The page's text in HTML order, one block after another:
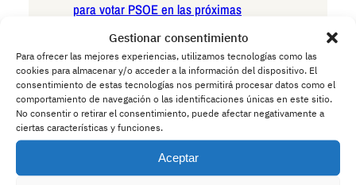
Gestionar consentimiento
Para ofrecer las mejores experiencias, utilizamos tecnologías como las
cookies para almacenar y/o acceder a la información del dispositivo. El
consentimiento de estas tecnologías nos permitirá procesar datos como el
comportamiento de navegación o las identificaciones únicas en este sitio.
No consentir o retirar el consentimiento, puede afectar negativamente a
ciertas características y funciones.
Aceptar
para votar PSOE en las próximas
mayo 15, 2026
Andalucía en la encrucijada existencial:
las seis razones irrefutables para votar
VOX en las próximas elecciones
autonómicas
mayo 15, 2026
Andalucía ante el umbral histórico: las
seis razones decisivas para votar